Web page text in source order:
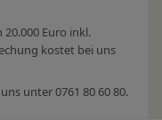
Euro inkl.
kostet bei uns
unter 0761 80 60 80.